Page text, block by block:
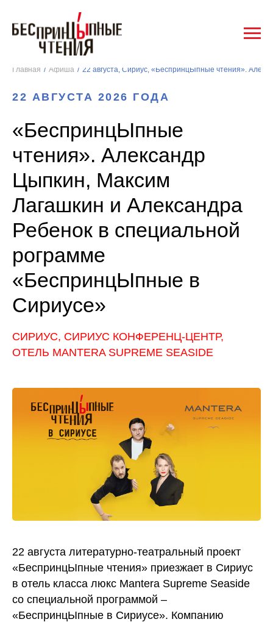
Главная / Афиша /
22 АВГУСТА 2026 ГОДА
«БеспринцЫпные
чтения». Александр
Цыпкин, Максим
Лагашкин и Александра
Ребенок в специальной
рограмме
«БеспринцЫпные в
Сириусе»
CИРИУС, СИРИУС КОНФЕРЕНЦ-ЦЕНТР,
ОТЕЛЬ MANTERA SUPREME SEASIDE
22 августа литературно-театральный проект
«БеспринцЫпные чтения» приезжает в Сириус
в отель класса люкс Mantera Supreme Seaside
со специальной программой –
«БеспринцЫпные в Сириусе». Компанию